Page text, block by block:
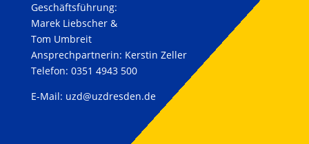
Geschäftsführung:
Marek Liebscher &
Tom Umbreit
Ansprechpartnerin: Kerstin Zeller
Telefon: 0351 4943 500
E-Mail: uzd@uzdresden.de